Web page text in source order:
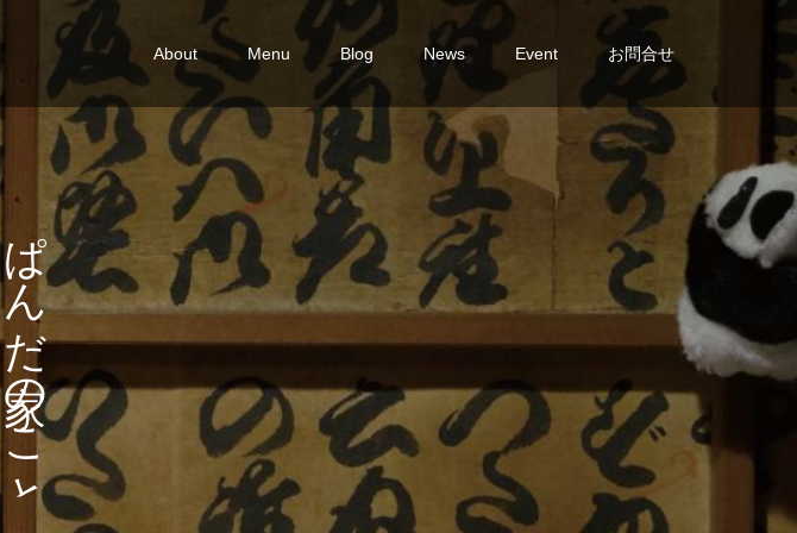
About Menu Blog News Event お問合せ
ぱ
ん
だ
の
こ
と